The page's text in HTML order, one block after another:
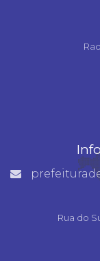
Rua do